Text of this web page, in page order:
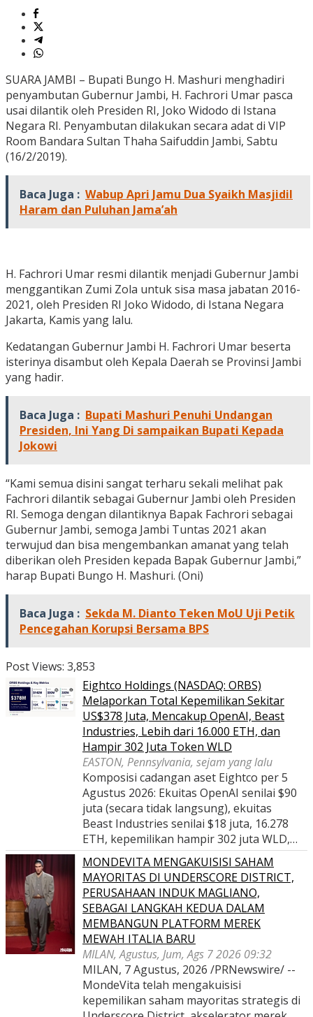
SUARA JAMBI – Bupati Bungo H. Mashuri menghadiri
penyambutan Gubernur Jambi, H. Fachrori Umar pasca
usai dilantik oleh Presiden RI, Joko Widodo di Istana
Negara RI. Penyambutan dilakukan secara adat di VIP
Room Bandara Sultan Thaha Saifuddin Jambi, Sabtu
(16/2/2019).
Baca Juga : Wabup Apri Jamu Dua Syaikh Masjidil
Haram dan Puluhan Jama’ah
H. Fachrori Umar resmi dilantik menjadi Gubernur Jambi
menggantikan Zumi Zola untuk sisa masa jabatan 2016-
2021, oleh Presiden RI Joko Widodo, di Istana Negara
Jakarta, Kamis yang lalu.
Kedatangan Gubernur Jambi H. Fachrori Umar beserta
isterinya disambut oleh Kepala Daerah se Provinsi Jambi
yang hadir.
Baca Juga : Bupati Mashuri Penuhi Undangan
Presiden, Ini Yang Di sampaikan Bupati Kepada
Jokowi
“Kami semua disini sangat terharu sekali melihat pak
Fachrori dilantik sebagai Gubernur Jambi oleh Presiden
RI. Semoga dengan dilantiknya Bapak Fachrori sebagai
Gubernur Jambi, semoga Jambi Tuntas 2021 akan
terwujud dan bisa mengembankan amanat yang telah
diberikan oleh Presiden kepada Bapak Gubernur Jambi,”
harap Bupati Bungo H. Mashuri. (Oni)
Baca Juga : Sekda M. Dianto Teken MoU Uji Petik
Pencegahan Korupsi Bersama BPS
Post Views: 3,853
Eightco Holdings (NASDAQ: ORBS)
Melaporkan Total Kepemilikan Sekitar
US$378 Juta, Mencakup OpenAI, Beast
Industries, Lebih dari 16.000 ETH, dan
Hampir 302 Juta Token WLD
EASTON, Pennsylvania, sejam yang lalu
Komposisi cadangan aset Eightco per 5
Agustus 2026: Ekuitas OpenAI senilai $90
juta (secara tidak langsung), ekuitas
Beast Industries senilai $18 juta, 16.278
ETH, kepemilikan hampir 302 juta WLD,…
MONDEVITA MENGAKUISISI SAHAM
MAYORITAS DI UNDERSCORE DISTRICT,
PERUSAHAAN INDUK MAGLIANO,
SEBAGAI LANGKAH KEDUA DALAM
MEMBANGUN PLATFORM MEREK
MEWAH ITALIA BARU
MILAN, Agustus, Jum, Ags 7 2026 09:32
MILAN, 7 Agustus, 2026 /PRNewswire/ --
MondeVita telah mengakuisisi
kepemilikan saham mayoritas strategis di